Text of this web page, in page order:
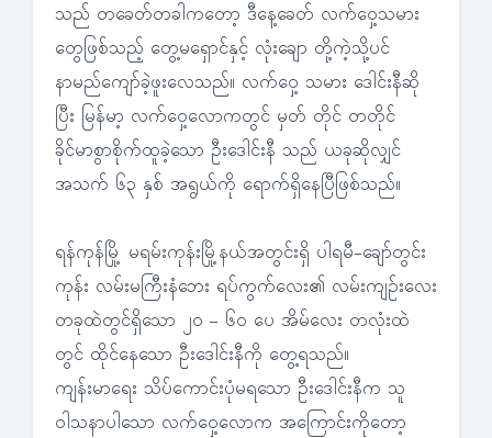
သည် တခေတ်တခါကတော့ ဒီနေ့ခေတ် လက်ဝှေ့သမား
တွေဖြစ်သည့် တွေ့မရှောင်နှင့် လုံးချော တို့ကဲ့သို့ပင်
နာမည်ကျော်ခဲ့ဖူးလေသည်။ လက်ဝှေ့ သမား ဒေါင်းနီဆို
ပြီး မြန်မာ့ လက်ဝှေ့လောကတွင် မှတ် တိုင် တတိုင်
ခိုင်မာစွာစိုက်ထူခဲ့သော ဦးဒေါင်းနီ သည် ယခုဆိုလျှင်
အသက် ၆၃ နှစ် အရွယ်ကို ရောက်ရှိနေပြီဖြစ်သည်။
ရန်ကုန်မြို့ မရမ်းကုန်းမြို့နယ်အတွင်းရှိ ပါရမီ-ချော်တွင်း
ကုန်း လမ်းမကြီးနံဘေး ရပ်ကွက်လေး၏ လမ်းကျဉ်းလေး
တခုထဲတွင်ရှိသော ၂၀ – ၆၀ ပေ အိမ်လေး တလုံးထဲ
တွင် ထိုင်နေသော ဦးဒေါင်းနီကို တွေ့ရသည်။
ကျန်းမာရေး သိပ်ကောင်းပုံမရသော ဦးဒေါင်းနီက သူ
ဝါသနာပါသော လက်ဝှေ့လောက အကြောင်းကိုတော့